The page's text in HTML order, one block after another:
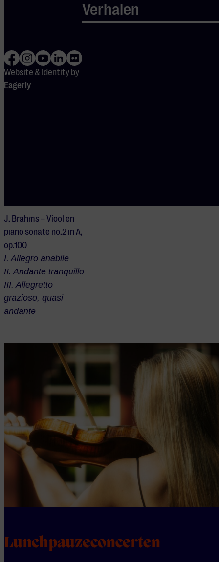
Verhalen
Website & Identity by
Eagerly
A. Webern –Vier
stukken voor viool en
piano, op.7
J. Brahms –Viool en
piano sonate no.2 in A,
op.100
I. Allegro anabile
II. Andante tranquillo
III. Allegretto
grazioso, quasi
andante
Lunchpauzeconcerten